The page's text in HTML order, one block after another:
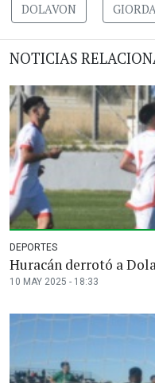
DOLAVON
NOTICIAS
DEPORTES
Huracán derrotó a
10 MAY 2025 - 18:33